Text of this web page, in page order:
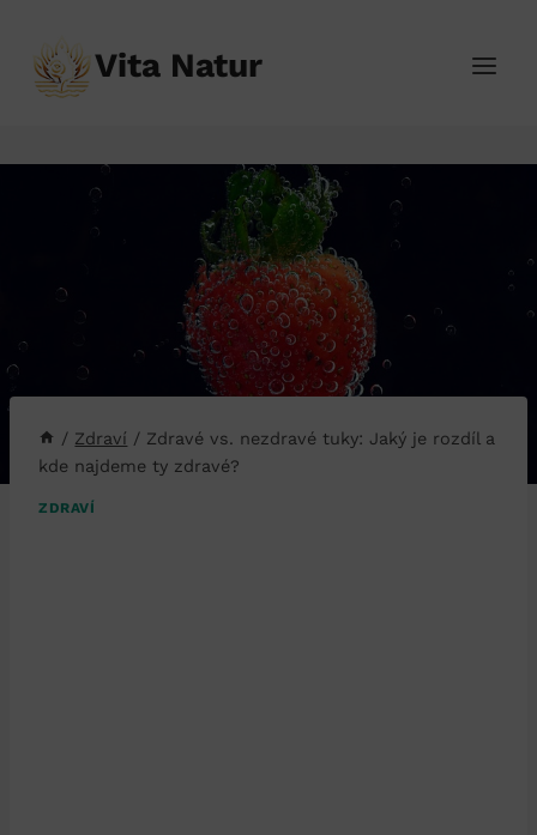
obsah
Vita Natur
/ Zdraví / Zdravé vs. nezdravé tuky: Jaký je rozdíl a
kde najdeme ty zdravé?
ZDRAVÍ